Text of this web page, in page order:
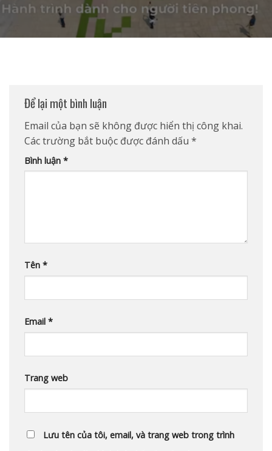
Để lại một bình luận
Email của bạn sẽ không được hiển thị công khai.
Các trường bắt buộc được đánh dấu *
Bình luận *
Tên *
Email *
Trang web
Lưu tên của tôi, email, và trang web trong trình